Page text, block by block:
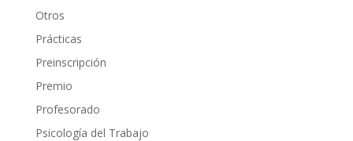
Otros
Prácticas
Preinscripción
Premio
Profesorado
Psicología del Trabajo